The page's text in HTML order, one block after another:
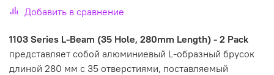
Добавить в сравнение
1103 Series L-Beam (35 Hole, 280mm Length) - 2 Pack
представляет собой алюминиевый L-образный брусок
длиной 280 мм с 35 отверстиями, поставляемый